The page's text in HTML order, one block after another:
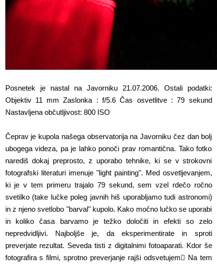
Posnetek je nastal na Javorniku 21.07.2006. Ostali podatki:
Objektiv 11 mm Zaslonka : f/5.6 Čas osvetlitve : 79 sekund
Nastavljena občutljivost: 800 ISO
Čeprav je kupola našega observatorija na Javorniku čez dan bolj
ubogega videza, pa je lahko ponoči prav romantična. Tako fotko
narediš dokaj preprosto, z uporabo tehnike, ki se v strokovni
fotografski literaturi imenuje "light painting". Med osvetljevanjem,
ki je v tem primeru trajalo 79 sekund, sem vzel rdečo ročno
svetilko (take lučke poleg javnih hiš uporabljamo tudi astronomi)
in z njeno svetlobo "barval" kupolo. Kako močno lučko se uporabi
in koliko časa barvamo je težko določiti in efekti so zelo
nepredvidljivi. Najboljše je, da eksperimentirate in sproti
preverjate rezultat. Seveda tisti z digitalnimi fotoaparati. Kdor še
fotografira s filmi, sprotno preverjanje rajši odsvetujem Na tem